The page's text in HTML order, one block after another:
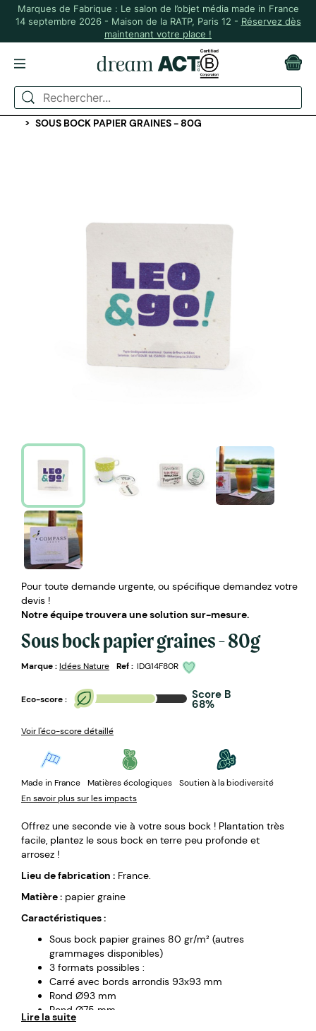
Marques de Fabrique : Le salon de l’objet média made in France
14 septembre 2026 - Maison de la RATP, Paris 12 - Réservez dès
maintenant votre place !
ACCUEIL
ÉVÉNEMENTIEL
COMMUNICATION, FLYERS, PLV
SOUS BOCK PAPIER GRAINES - 80G
Pour toute demande urgente, ou spécifique demandez votre
devis !
Notre équipe trouvera une solution sur-mesure.
Sous bock papier graines - 80g
Marque :Idées Nature Ref : IDG14F80R
Eco-score : Score B
68%
Voir l'éco-score détaillé
Made in France Matières écologiques
Soutien à la biodiversité
En savoir plus sur les impacts
Offrez une seconde vie à votre sous bock ! Plantation très
facile, plantez le sous bock en terre peu profonde et
arrosez !
Lieu de fabrication : France.
Matière : papier graine
Caractéristiques :
Sous bock papier graines 80 gr/m² (autres
grammages disponibles)
3 formats possibles :
Carré avec bords arrondis 93x93 mm
Rond Ø93 mm
Rond Ø75 mm
Variétés de graines au choix selon disponibilité
Lire la suite